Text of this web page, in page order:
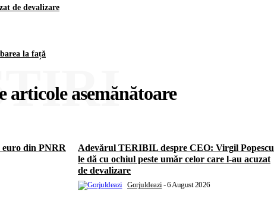
de devalizare
la față
articole asemănătoare
din PNRR
Adevărul TERIBIL despre CEO: Virgil Popescu
le dă cu ochiul peste umăr celor care l-au acuzat
de devalizare
Gorjuldeazi -6 August 2026